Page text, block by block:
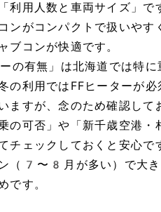
利用人数と車両サイズ」
コンがコンパクトで扱い
ブコンが快適です。
の有無」は北海道では特
の利用ではFFヒーターが
ますが、念のため確認して
の可否」や「新千歳空港
チェックしておくと安心
（7〜8月が多い）で大き
です。